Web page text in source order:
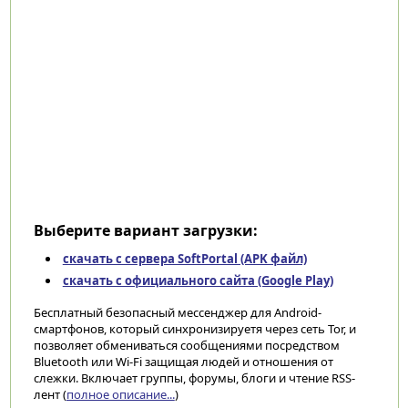
Выберите вариант загрузки:
скачать с сервера SoftPortal (APK файл)
скачать с официального сайта (Google Play)
Бесплатный безопасный мессенджер для Android-
смартфонов, который синхронизируетя через сеть Tor, и
позволяет обмениваться сообщениями посредством
Bluetooth или Wi-Fi защищая людей и отношения от
слежки. Включает группы, форумы, блоги и чтение RSS-
лент (полное описание...)